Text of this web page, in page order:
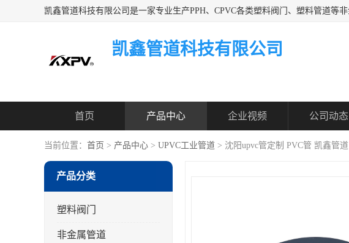
凯鑫管道科技有限公司
首页 产品中心 企业视频 公司动态
当前位置： 首页 > 产品中心 > UPVC工业管道 > 沈阳upvc管定制 PVC管 凯鑫管道
产品分类
塑料阀门
非金属管道